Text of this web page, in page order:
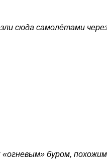
сюда самолётами
буром,